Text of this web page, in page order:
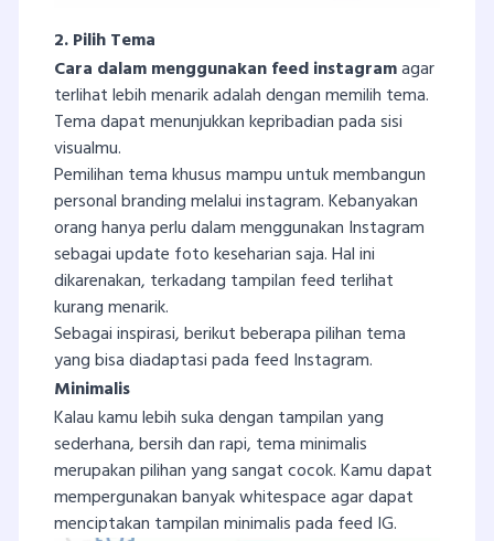
2. Pilih Tema
Cara dalammenggunakanfeedinstagramagar
terlihat lebih menarik adalah dengan memilih tema.
Tema dapat menunjukkan kepribadian pada sisi
visualmu.
Pemilihan tema khusus mampu untuk membangun
personal branding melalui instagram. Kebanyakan
orang hanya perlu dalam menggunakan Instagram
sebagai update foto keseharian saja. Hal ini
dikarenakan, terkadang tampilan feed terlihat
kurang menarik.
Sebagai inspirasi, berikut beberapa pilihan tema
yang bisa diadaptasi pada feed Instagram.
Minimalis
Kalau kamu lebih suka dengan tampilan yang
sederhana, bersih dan rapi, tema minimalis
merupakan pilihan yang sangat cocok. Kamu dapat
mempergunakan banyak whitespace agar dapat
menciptakan tampilan minimalis pada feed IG.